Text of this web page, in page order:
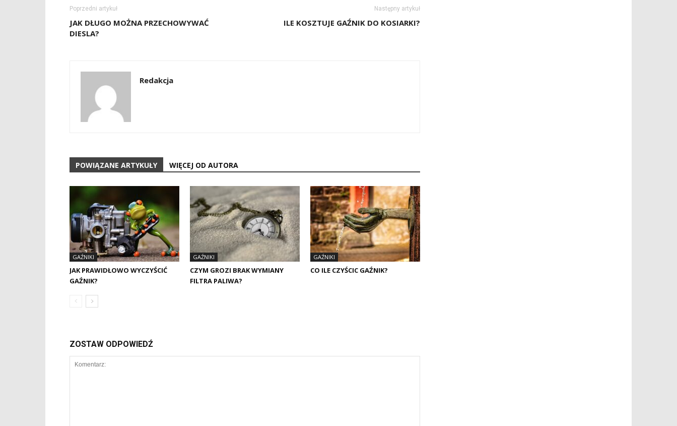
Poprzedni artykuł
JAK DŁUGO MOŻNA PRZECHOWYWAĆ
DIESLA?
Następny artykuł
ILE KOSZTUJE GAŹNIK DO KOSIARKI?
Redakcja
POWIĄZANE ARTYKUŁY WIĘCEJ OD AUTORA
GAŹNIKI
JAK PRAWIDŁOWO WYCZYŚCIĆ
GAŹNIK?
GAŹNIKI
CZYM GROZI BRAK WYMIANY
FILTRA PALIWA?
GAŹNIKI
CO ILE CZYŚCIC GAŹNIK?
ZOSTAW ODPOWIEDŹ